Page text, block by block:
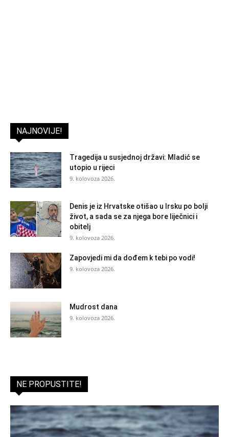
NAJNOVIJE!
Tragedija u susjednoj državi: Mladić se
utopio u rijeci
9. kolovoza 2026.
Denis je iz Hrvatske otišao u Irsku po bolji
život, a sada se za njega bore liječnici i
obitelj
9. kolovoza 2026.
Zapovjedi mi da dođem k tebi po vodi!
9. kolovoza 2026.
Mudrost dana
9. kolovoza 2026.
NE PROPUSTITE!